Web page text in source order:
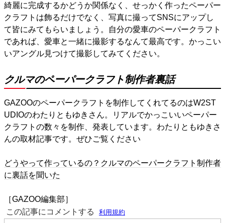
綺麗に完成するかどうか関係なく、せっかく作ったペーパー
クラフトは飾るだけでなく、写真に撮ってSNSにアップし
て皆にみてもらいましょう。自分の愛車のペーパークラフト
であれば、愛車と一緒に撮影するなんて最高です。かっこい
いアングル見つけて撮影してみてください。
クルマのペーパークラフト制作者裏話
GAZOOのペーパークラフトを制作してくれてるのはW2ST
UDIOのわたりともゆきさん。リアルでかっこいいペーパー
クラフトの数々を制作、発表しています。わたりともゆきさ
んの取材記事です。ぜひご覧ください
どうやって作っているの？クルマのペーパークラフト制作者
に裏話を聞いた
［GAZOO編集部］